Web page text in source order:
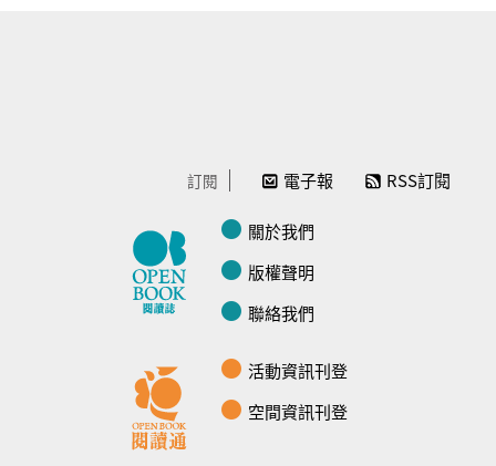
訂閱 電子報 RSS訂閱
關於我們
版權聲明
聯絡我們
活動資訊刊登
空間資訊刊登